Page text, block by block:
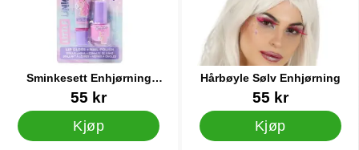
Sminkesett Enhjørning
Lipgloss & Neglelakk
Varenummer 88157
55 kr
Kjøp
Hårbøyle Sølv Enhjørning
Varenummer 85657
55 kr
Kjøp